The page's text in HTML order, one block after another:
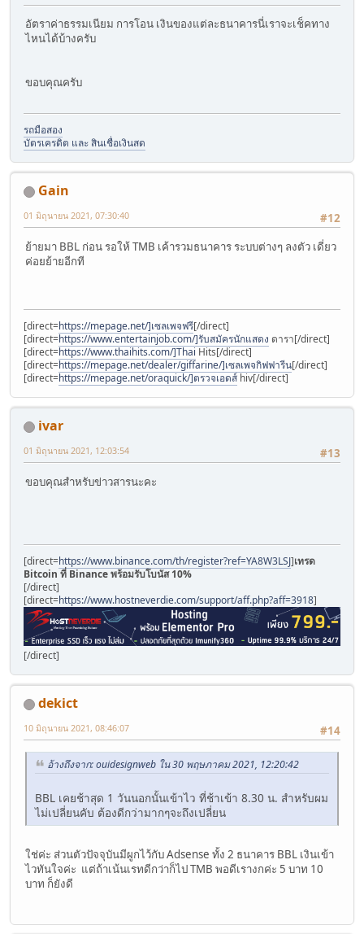
อัตราค่าธรรมเนียม การโอน เงินของแต่ละธนาคารนี่เราจะเช็คทาง
ไหนได้บ้างครับ
ขอบคุณครับ
รถมือสอง
บัตรเครดิต และ สินเชื่อเงินสด
Gain
#12
01 มิถุนายน 2021, 07:30:40
ย้ายมา BBL ก่อน รอให้ TMB เค้ารวมธนาคาร ระบบต่างๆ ลงตัว เดี่ยว
ค่อยย้ายอีกที
[direct=https://mepage.net/]เซลเพจฟรี[/direct]
[direct=https://www.entertainjob.com/]รับสมัครนักแสดง ดารา[/direct]
[direct=https://www.thaihits.com/]Thai Hits[/direct]
[direct=https://mepage.net/dealer/giffarine/]เซลเพจกิฟฟารีน[/direct]
[direct=https://mepage.net/oraquick/]ตรวจเอดส์ hiv[/direct]
ivar
#13
01 มิถุนายน 2021, 12:03:54
ขอบคุณสำหรับข่าวสารนะคะ
[direct=https://www.binance.com/th/register?ref=YA8W3LSJ]เทรด
Bitcoin ที่ Binance พร้อมรับโบนัส 10%
[/direct]
[direct=https://www.hostneverdie.com/support/aff.php?aff=3918]
[/direct]
dekict
#14
10 มิถุนายน 2021, 08:46:07
อ้างถึงจาก: ouidesignweb ใน 30 พฤษภาคม 2021, 12:20:42
BBL เคยช้าสุด 1 วันนอกนั้นเข้าไว ที่ช้าเข้า 8.30 น. สำหรับผม
ไม่เปลี่ยนคับ ต้องดีกว่ามากๆจะถึงเปลี่ยน
ใช่ค่ะ ส่วนตัวปัจจุบันมีผูกไว้กับ Adsense ทั้ง 2 ธนาคาร BBL เงินเข้า
ไวทันใจค่ะ แต่ถ้าเน้นเรทดีกว่าก็ไป TMB พอดีเรางกค่ะ 5 บาท 10
บาท ก็ยังดี